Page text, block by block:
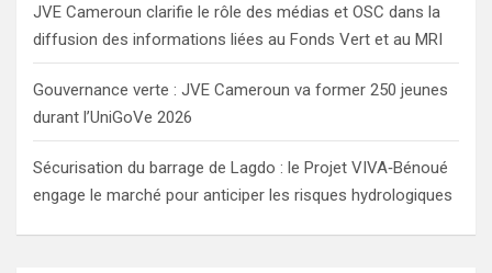
JVE Cameroun clarifie le rôle des médias et OSC dans la
diffusion des informations liées au Fonds Vert et au MRI
Gouvernance verte : JVE Cameroun va former 250 jeunes
durant l’UniGoVe 2026
Sécurisation du barrage de Lagdo : le Projet VIVA‑Bénoué
engage le marché pour anticiper les risques hydrologiques